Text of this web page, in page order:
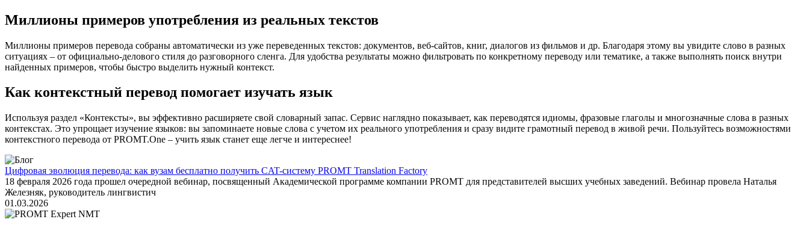
Миллионы примеров употребления из реальных текстов
Миллионы примеров перевода собраны автоматически из уже переведенных текстов: документов, веб-сайтов, книг, диалогов из фильмов и др. Благодаря этому вы увидите слово в разных
ситуациях – от официально-делового стиля до разговорного сленга. Для удобства результаты можно фильтровать по конкретному переводу или тематике, а также выполнять поиск внутри
найденных примеров, чтобы быстро выделить нужный контекст.
Как контекстный перевод помогает изучать язык
Используя раздел «Контексты», вы эффективно расширяете свой словарный запас. Сервис наглядно показывает, как переводятся идиомы, фразовые глаголы и многозначные слова в разных
контекстах. Это упрощает изучение языков: вы запоминаете новые слова с учетом их реального употребления и сразу видите грамотный перевод в живой речи. Пользуйтесь возможностями
контекстного перевода от PROMT.One – учить язык станет еще легче и интереснее!
Цифровая эволюция перевода: как вузам бесплатно получить CAT-систему PROMT Translation Factory
18 февраля 2026 года прошел очередной вебинар, посвященный Академической программе компании PROMT для представителей высших учебных заведений. Вебинар провела Наталья
Железняк, руководитель лингвистич
01.03.2026